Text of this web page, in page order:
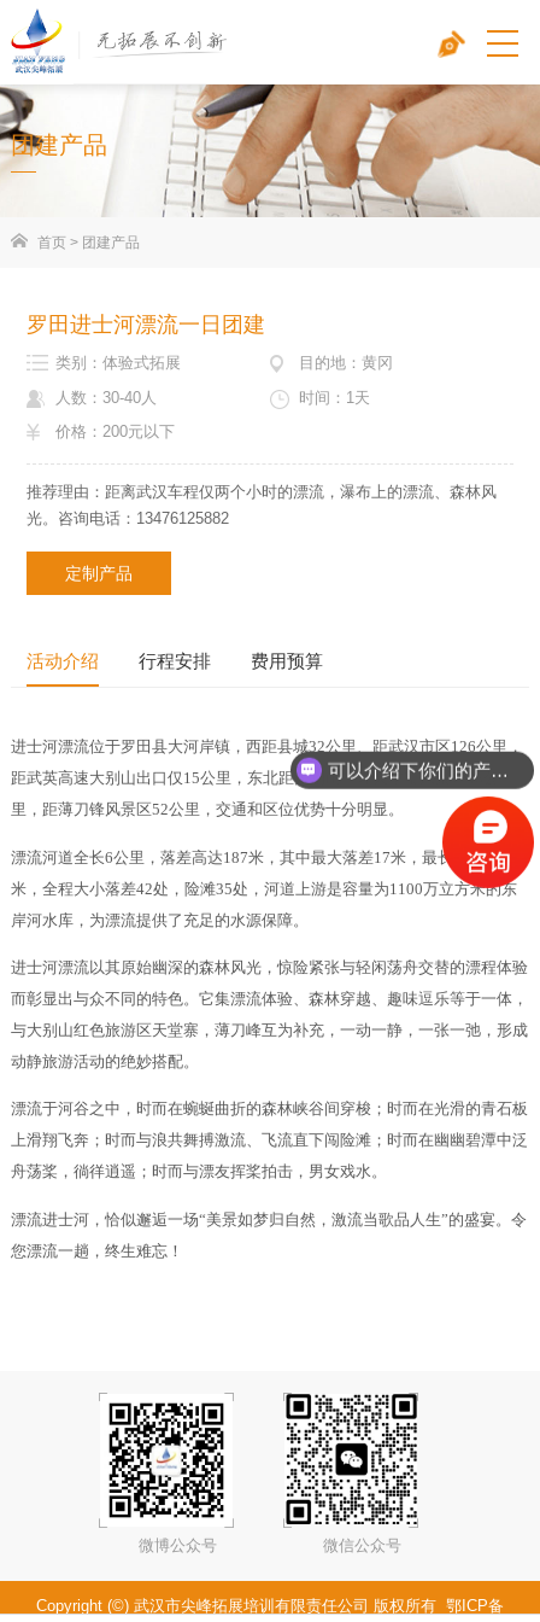
团建产品
首页> 团建产品
罗田进士河漂流一日团建
类别：体验式拓展
目的地：黄冈
人数：30-40人
时间：1天
价格：200元以下
推荐理由：距离武汉车程仅两个小时的漂流，瀑布上的漂流、森林风
光。咨询电话：13476125882
定制产品
活动介绍 行程安排 费用预算
进士河漂流位于罗田县大河岸镇，西距县城32公里、距武汉市区126公里，
距武英高速大别山出口仅15公里，东北距大别山主峰天堂寨风景区48公
里，距薄刀锋风景区52公里，交通和区位优势十分明显。
漂流河道全长6公里，落差高达187米，其中最大落差17米，最长滑道近百
米，全程大小落差42处，险滩35处，河道上游是容量为1100万立方米的东
岸河水库，为漂流提供了充足的水源保障。
进士河漂流以其原始幽深的森林风光，惊险紧张与轻闲荡舟交替的漂程体验
而彰显出与众不同的特色。它集漂流体验、森林穿越、趣味逗乐等于一体，
与大别山红色旅游区天堂寨，薄刀峰互为补充，一动一静，一张一弛，形成
动静旅游活动的绝妙搭配。
漂流于河谷之中，时而在蜿蜒曲折的森林峡谷间穿梭；时而在光滑的青石板
上滑翔飞奔；时而与浪共舞搏激流、飞流直下闯险滩；时而在幽幽碧潭中泛
舟荡桨，徜徉逍遥；时而与漂友挥桨拍击，男女戏水。
漂流进士河，恰似邂逅一场“美景如梦归自然，激流当歌品人生”的盛宴。令
您漂流一趟，终生难忘！
微博公众号 微信公众号
Copyright (©) 武汉市尖峰拓展培训有限责任公司 版权所有 鄂ICP备
可以介绍下你们的产品么？